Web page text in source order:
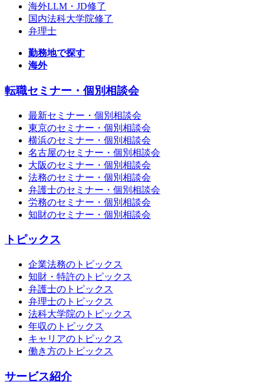
海外LLM・JD修了
国内法科大学院修了
弁理士
勤務地で探す
海外
転職セミナー・個別相談会
最新セミナー・個別相談会
東京のセミナー・個別相談会
横浜のセミナー・個別相談会
名古屋のセミナー・個別相談会
大阪のセミナー・個別相談会
法務のセミナー・個別相談会
弁護士のセミナー・個別相談会
労務のセミナー・個別相談会
知財のセミナー・個別相談会
トピックス
企業法務のトピックス
知財・特許のトピックス
弁護士のトピックス
弁理士のトピックス
法科大学院のトピックス
年収のトピックス
キャリアのトピックス
働き方のトピックス
サービス紹介